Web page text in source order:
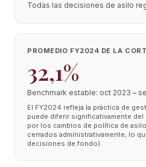
Todas las decisiones de asilo
PROMEDIO FY2024 DE LA
32,1%
Benchmark estable: oct 2023 –
El FY2024 refleja la práctica de
puede diferir significativamente del
por los cambios de política de
cerrados administrativamente, lo
decisiones de fondo).